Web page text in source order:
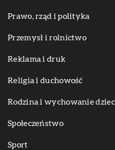
Prawo, rząd i polityka
Przemysł i rolnictwo
Reklama i druk
Religia i duchowość
Rodzina i wychowanie
Społeczeństwo
Sport